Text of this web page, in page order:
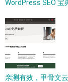
WordPress SEO 宝
亲测有效，甲骨文